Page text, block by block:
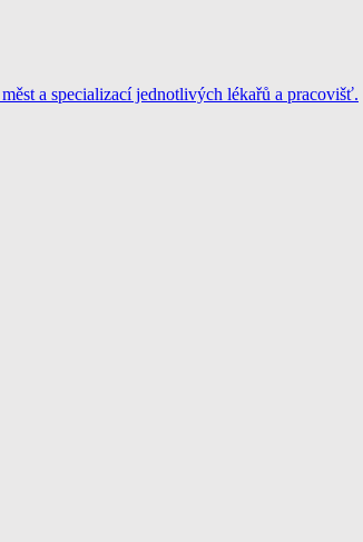
a specializací jednotlivých lékařů a pracovišť.